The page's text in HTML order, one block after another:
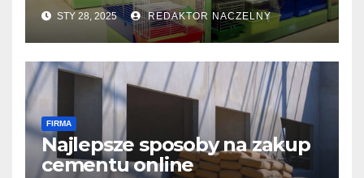
STY 28, 2025 REDAKTOR NACZELNY
FIRMA
Najlepsze sposoby na zakup
cementu online